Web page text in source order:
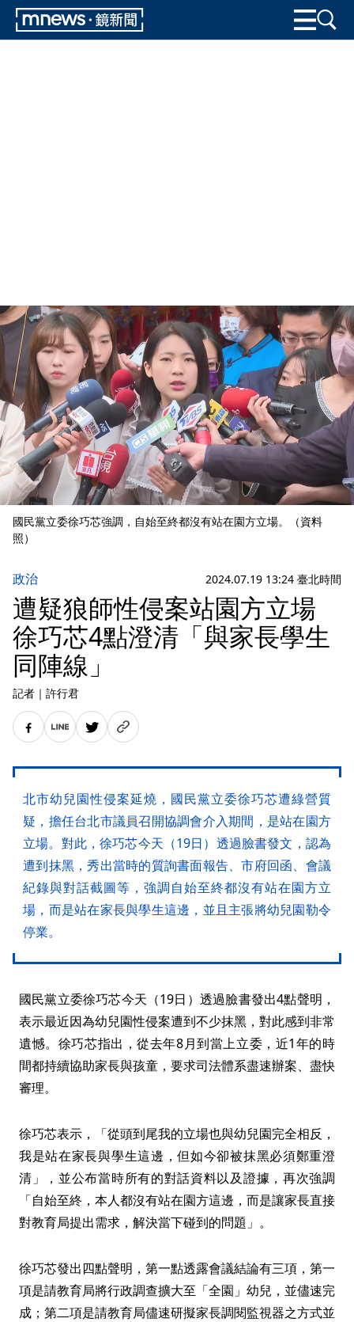
國民黨立委徐巧芯強調，自始至終都沒有站在園方立場。（資料
照）
政治 2024.07.19 13:24 臺北時間
遭疑狼師性侵案站園方立場
徐巧芯4點澄清「與家長學生
同陣線」
記者 ｜ 許行君
北市幼兒園性侵案延燒，國民黨立委徐巧芯遭綠營質
疑，擔任台北市議員召開協調會介入期間，是站在園方
立場。對此，徐巧芯今天（19日）透過臉書發文，認為
遭到抹黑，秀出當時的質詢書面報告、市府回函、會議
紀錄與對話截圖等，強調自始至終都沒有站在園方立
場，而是站在家長與學生這邊，並且主張將幼兒園勒令
停業。
國民黨立委徐巧芯今天（19日）透過臉書發出4點聲明，
表示最近因為幼兒園性侵案遭到不少抹黑，對此感到非常
遺憾。徐巧芯指出，從去年8月到當上立委，近1年的時
間都持續協助家長與孩童，要求司法體系盡速辦案、盡快
審理。
徐巧芯表示，「從頭到尾我的立場也與幼兒園完全相反，
我是站在家長與學生這邊，但如今卻被抹黑必須鄭重澄
清」，並公布當時所有的對話資料以及證據，再次強調
「自始至終，本人都沒有站在園方這邊，而是讓家長直接
對教育局提出需求，解決當下碰到的問題」。
徐巧芯發出四點聲明，第一點透露會議結論有三項，第一
項是請教育局將行政調查擴大至「全園」幼兒，並儘速完
成；第二項是請教育局儘速研擬家長調閱監視器之方式並